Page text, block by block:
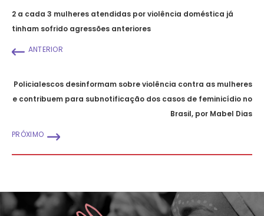
2 a cada 3 mulheres atendidas por violência doméstica já
tinham sofrido agressões anteriores
ANTERIOR
Policialescos desinformam sobre violência contra as mulheres
e contribuem para subnotificação dos casos de feminicídio no
Brasil, por Mabel Dias
PRÓXIMO